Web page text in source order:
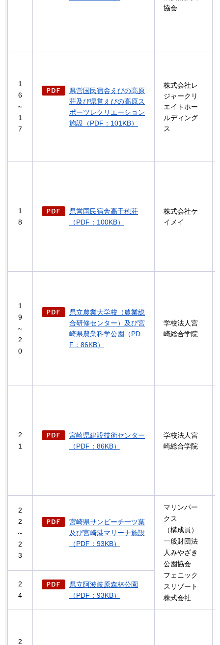
協会
1
6
～
1
7
県営国民宿舎えびの高原
荘及び県営えびの高原ス
ポーツレクリエーション
施設（PDF：101KB）
株式会社レ
ジャークリ
エイトホー
ルディング
ス
1
8
県営国民宿舎高千穂荘
（PDF：100KB）
株式会社ケ
イメイ
1
9
～
2
0
県立農業大学校（農業総
合研修センター）及び宮
崎県農業科学公園（PD
F：86KB）
学校法人宮
崎総合学院
2
1
宮崎県建設技術センター
（PDF：86KB）
学校法人宮
崎総合学院
2
2
～
2
3
宮崎県サンビーチ一ツ葉
及び宮崎港マリーナ施設
（PDF：93KB）
マリンパー
クス
（構成員）
一般財団法
人みやざき
公園協会
フェニック
スリゾート
株式会社
2
4
県立阿波岐原森林公園
（PDF：93KB）
2